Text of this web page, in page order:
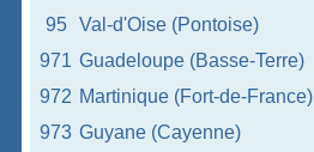
95
Val-d'Oise (Pontoise)
971 Guadeloupe (Basse-Terre)
972 Martinique (Fort-de-France)
973 Guyane (Cayenne)